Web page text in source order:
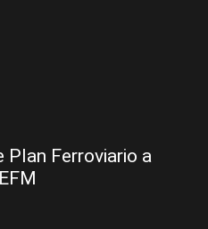
Plan Ferroviario a